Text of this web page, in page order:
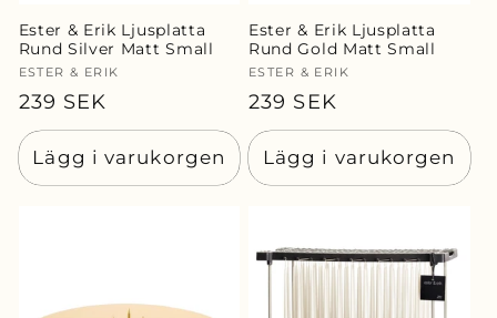
Ester & Erik Ljusplatta
Rund Silver Matt Small
Säljare:
ESTER & ERIK
Ordinarie
pris
239 SEK
Lägg i varukorgen
Ester & Erik Ljusplatta
Rund Gold Matt Small
Säljare:
ESTER & ERIK
Ordinarie
pris
239 SEK
Lägg i varukorgen